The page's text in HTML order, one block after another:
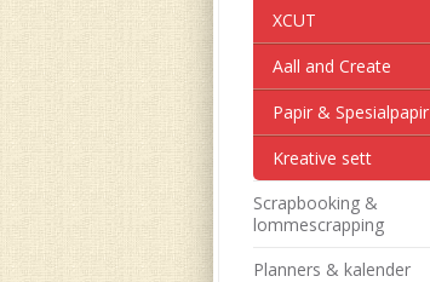
XCUT
Aall and Create
Papir & Spesialpapir
Kreative sett
Scrapbooking &
lommescrapping
Planners & kalender